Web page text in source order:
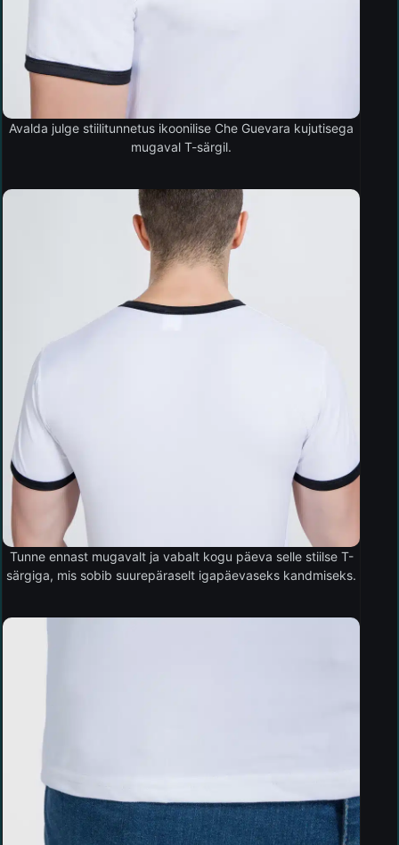
Avalda julge stiilitunnetus ikoonilise Che Guevara kujutisega
mugaval T-särgil.
Tunne ennast mugavalt ja vabalt kogu päeva selle stiilse T-
särgiga, mis sobib suurepäraselt igapäevaseks kandmiseks.